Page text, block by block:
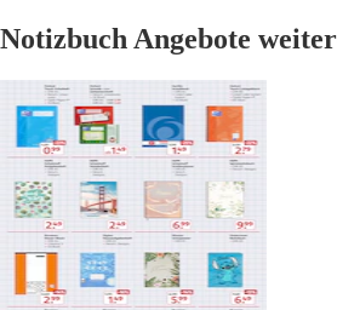
Notizbuch Angebote